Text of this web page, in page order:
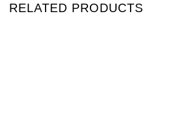
RELATED PRODUCTS